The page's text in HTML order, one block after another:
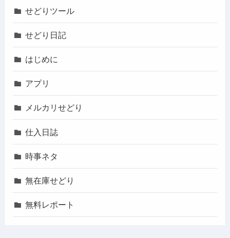
せどりツール
せどり日記
はじめに
アプリ
メルカリせどり
仕入日誌
時事ネタ
無在庫せどり
無料レポート